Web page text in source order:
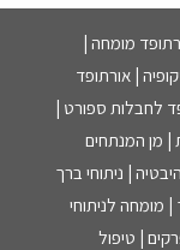
מומחה |
| אורתופד
לחבלות ספורט |
| מן המנתחים
| ניתוחי ברך
| מומחה לניתוחי
| טיפול